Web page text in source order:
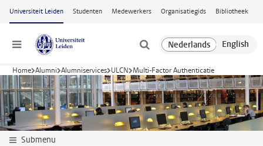
Ga naar hoofdinhoud
Universiteit Leiden Studenten Medewerkers Organisatiegids Bibliotheek
Menu
Home Alumni Alumniservices ULCN Multi-Factor Authenticatie
Submenu